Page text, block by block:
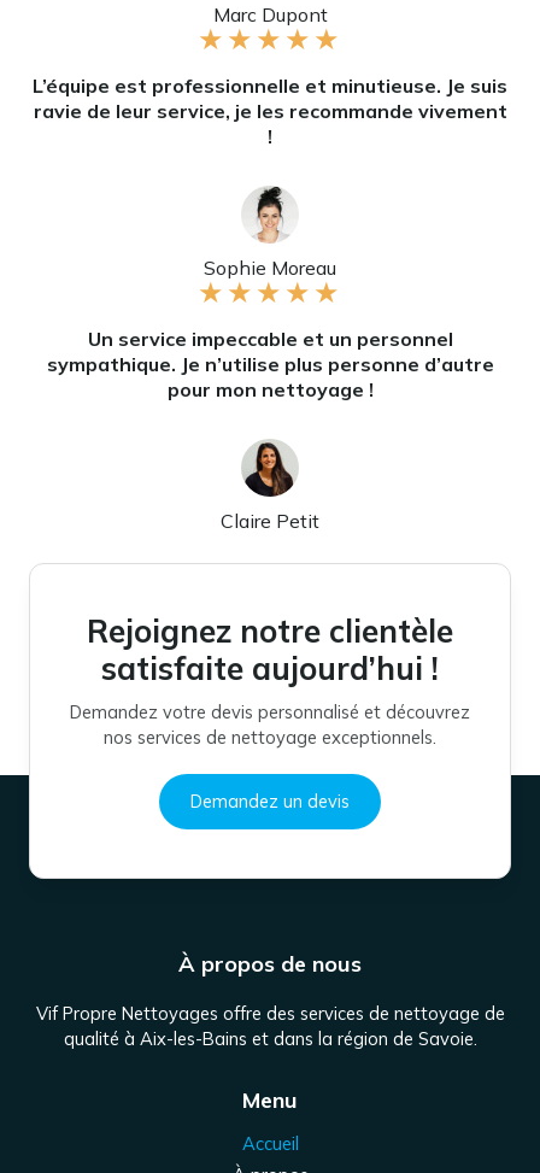
Marc Dupont
★ ★ ★ ★ ★
L’équipe est professionnelle et minutieuse. Je suis
ravie de leur service, je les recommande vivement
!
Sophie Moreau
★ ★ ★ ★ ★
Un service impeccable et un personnel
sympathique. Je n’utilise plus personne d’autre
pour mon nettoyage !
Claire Petit
Rejoignez notre clientèle
satisfaite aujourd’hui !
Demandez votre devis personnalisé et découvrez
nos services de nettoyage exceptionnels.
Demandez un devis
À propos de nous
Vif Propre Nettoyages offre des services de nettoyage de
qualité à Aix-les-Bains et dans la région de Savoie.
Menu
Accueil